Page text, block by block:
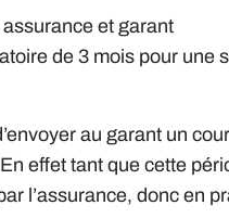
et garant
de 3 mois pour une
au garant un
effet tant que cette
l’assurance, donc en